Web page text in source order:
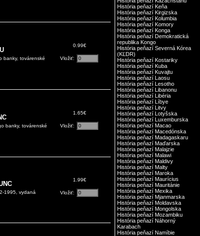
banky, továrenské
0.99€
Vložiť:
banky, továrenské
1.65€
Vložiť:
1995, vydaná
1.99€
Vložiť:
História peňazí Keňa
História peňazí Kirgizska
História peňazí Kolumbia
História peňazí Komory
História peňazí Konga
História peňazí Demokratická
republika Kongo
História peňazí Severná Kórea
(KĽDR)
História peňazí Kostariky
História peňazí Kuba
História peňazí Kuvajtu
História peňazí Laosu
História peňazí Lesotho
História peňazí Libanonu
História peňazí Libéria
História peňazí Líbye
História peňazí Litvy
História peňazí Lotyšska
História peňazí Luxemburska
História peňazí Macao
História peňazí Macedónska
História peňazí Madagaskaru
História peňazí Maďarska
História peňazí Malajzie
História peňazí Malawi
História peňazí Maldivy
História peňazí Malty
História peňazí Maroka
História peňazí Maurícius
História peňazí Mauritánie
História peňazí Mexika
História peňazí Mjanmarska
História peňazí Moldavska
História peňazí Mongolska
História peňazí Mozambiku
História peňazí Náhorný
Karabach
História peňazí Namíbie